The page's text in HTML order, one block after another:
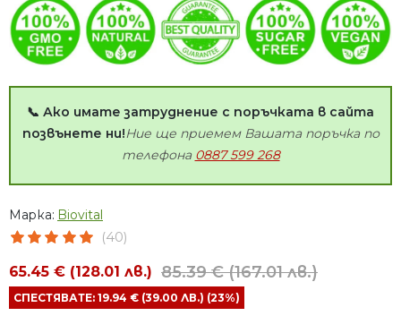
📞 Ако имате затруднение с поръчката в сайта
позвънете ни!Ние ще приемем Вашата поръчка по
телефона 0887 599 268
Марка: Biovital
(40)
65.45 € (128.01 лв.) 85.39 € (167.01 лв.)
СПЕСТЯВАТЕ: 19.94 € (39.00 ЛВ.) (23%)